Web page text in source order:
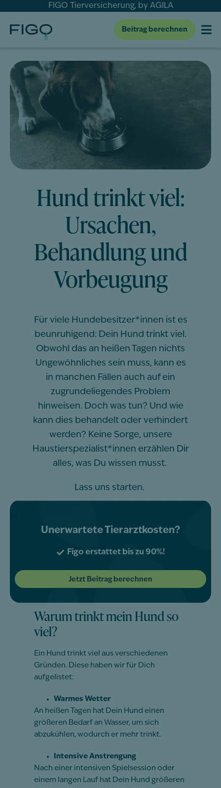
FIGO Tierversicherung, by AGILA
Beitrag berechnen
Hund trinkt viel:
Ursachen,
Behandlung und
Vorbeugung
Für viele Hundebesitzer*innen ist es
beunruhigend: Dein Hund trinkt viel.
Obwohl das an heißen Tagen nichts
Ungewöhnliches sein muss, kann es
in manchen Fällen auch auf ein
zugrundeliegendes Problem
hinweisen. Doch was tun? Und wie
kann dies behandelt oder verhindert
werden? Keine Sorge, unsere
Haustierspezialist*innen erzählen Dir
alles, was Du wissen musst.
Lass uns starten.
Unerwartete Tierarztkosten?
Figo erstattet bis zu 90%!
Jetzt Beitrag berechnen
Warum trinkt mein Hund so
viel?
Ein Hund trinkt viel aus verschiedenen
Gründen. Diese haben wir für Dich
aufgelistet:
Warmes Wetter
An heißen Tagen hat Dein Hund einen
größeren Bedarf an Wasser, um sich
abzukühlen, wodurch er mehr trinkt.
Intensive Anstrengung
Nach einer intensiven Spielsession oder
einem langen Lauf hat Dein Hund größeren